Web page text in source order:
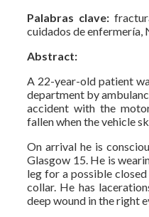
Palabras clave:
cuidados de enfermería,
Abstract:
A 22-year-old patient
department by
accident with the
fallen when the vehicle
On arrival he is
Glasgow 15. He is
leg for a possible
collar. He has
deep wound in the right